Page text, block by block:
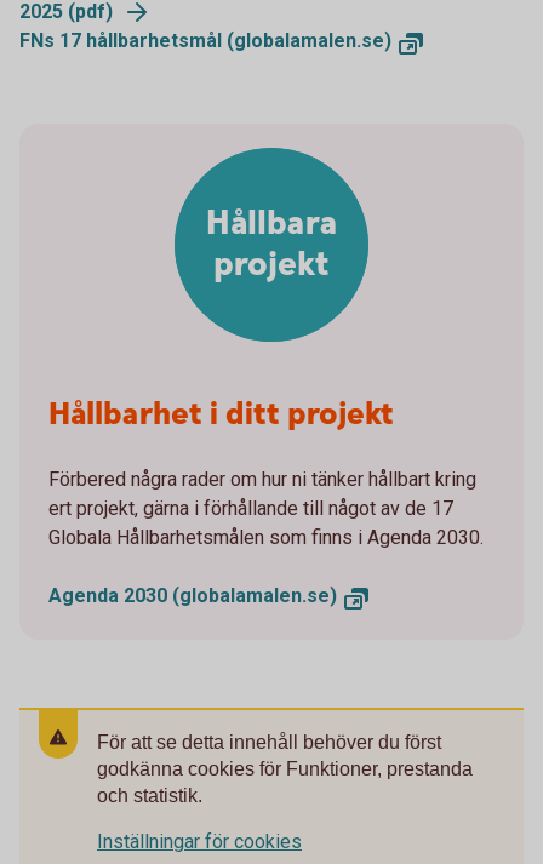
2025 (pdf)
FNs 17 hållbarhetsmål (globalamalen.se)
Hållbarhet i ditt projekt
Förbered några rader om hur ni tänker hållbart kring
ert projekt, gärna i förhållande till något av de 17
Globala Hållbarhetsmålen som finns i Agenda 2030.
Agenda 2030 (globalamalen.se)
Hållbara
projekt
För att se detta innehåll behöver du först
godkänna cookies för Funktioner, prestanda
och statistik.
Inställningar för cookies